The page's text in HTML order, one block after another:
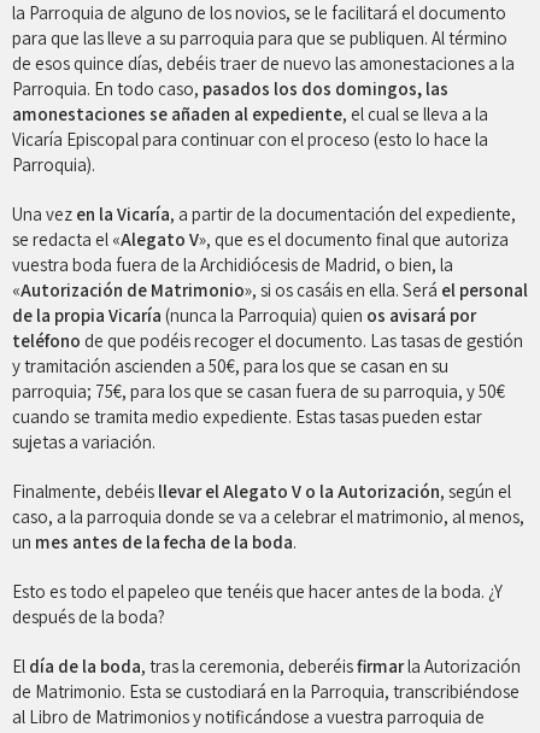
la Parroquia de alguno de los novios, se le facilitará el documento
para que las lleve a su parroquia para que se publiquen. Al término
de esos quince días, debéis traer de nuevo las amonestaciones a la
Parroquia. En todo caso, pasados los dos domingos, las
amonestaciones se añaden al expediente, el cual se lleva a la
Vicaría Episcopal para continuar con el proceso (esto lo hace la
Parroquia).
Una vez en la Vicaría, a partir de la documentación del expediente,
se redacta el «Alegato V», que es el documento final que autoriza
vuestra boda fuera de la Archidiócesis de Madrid, o bien, la
«Autorización de Matrimonio», si os casáis en ella. Será el personal
de la propia Vicaría (nunca la Parroquia) quien os avisará por
teléfono de que podéis recoger el documento. Las tasas de gestión
y tramitación ascienden a 50€, para los que se casan en su
parroquia; 75€, para los que se casan fuera de su parroquia, y 50€
cuando se tramita medio expediente. Estas tasas pueden estar
sujetas a variación.
Finalmente, debéis llevar el Alegato V o la Autorización, según el
caso, a la parroquia donde se va a celebrar el matrimonio, al menos,
un mes antes de la fecha de la boda.
Esto es todo el papeleo que tenéis que hacer antes de la boda. ¿Y
después de la boda?
El día de la boda, tras la ceremonia, deberéisfirmarla Autorización
de Matrimonio. Esta se custodiará en la Parroquia, transcribiéndose
al Libro de Matrimonios y notificándose a vuestra parroquia de